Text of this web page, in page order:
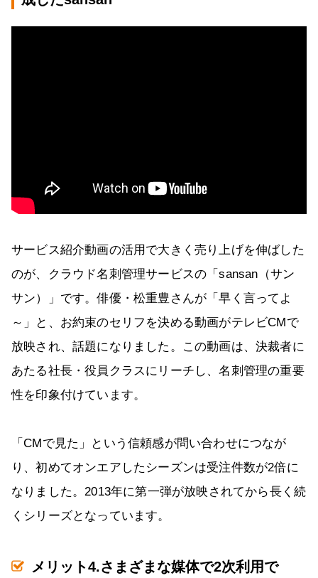
サービス紹介動画の活用で大きく売り上げを伸ばした
のが、クラウド名刺管理サービスの「sansan（サン
サン）」です。俳優・松重豊さんが「早く言ってよ
～」と、お約束のセリフを決める動画がテレビCMで
放映され、話題になりました。この動画は、決裁者に
あたる社長・役員クラスにリーチし、名刺管理の重要
性を印象付けています。
「CMで見た」という信頼感が問い合わせにつなが
り、初めてオンエアしたシーズンは受注件数が2倍に
なりました。2013年に第一弾が放映されてから長く続
くシリーズとなっています。
メリット4.さまざまな媒体で2次利用で